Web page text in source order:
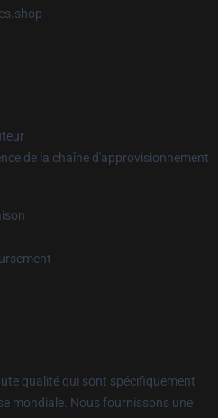
de la chaîne d'approvisionnement
qualité qui sont spécifiquement
mondiale. Nous fournissons une